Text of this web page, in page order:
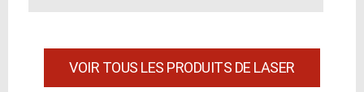
VOIR TOUS LES PRODUITS DE LASER